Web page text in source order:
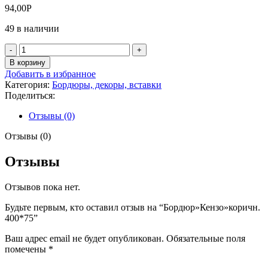
94,00Р
49 в наличии
Количество
товара
Бордюр"Кензо"коричн.
400*75
В корзину
Добавить в избранное
Категория: Бордюры, декоры, вставки
Поделиться:
Отзывы (0)
Отзывы (0)
Отзывы
Отзывов пока нет.
Будьте первым, кто оставил отзыв на “Бордюр»Кензо»коричн.
400*75”
Ваш адрес email не будет опубликован. Обязательные поля
помечены *